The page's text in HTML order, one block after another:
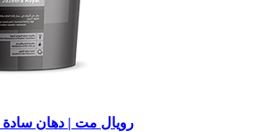
رويال مت | دهان